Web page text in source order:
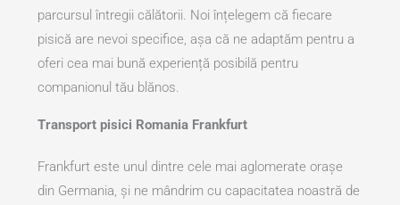
parcursul întregii călătorii. Noi înțelegem că fiecare
pisică are nevoi specifice, așa că ne adaptăm pentru a
oferi cea mai bună experiență posibilă pentru
companionul tău blănos.
Transport pisici Romania Frankfurt
Frankfurt este unul dintre cele mai aglomerate orașe
din Germania, și ne mândrim cu capacitatea noastră de